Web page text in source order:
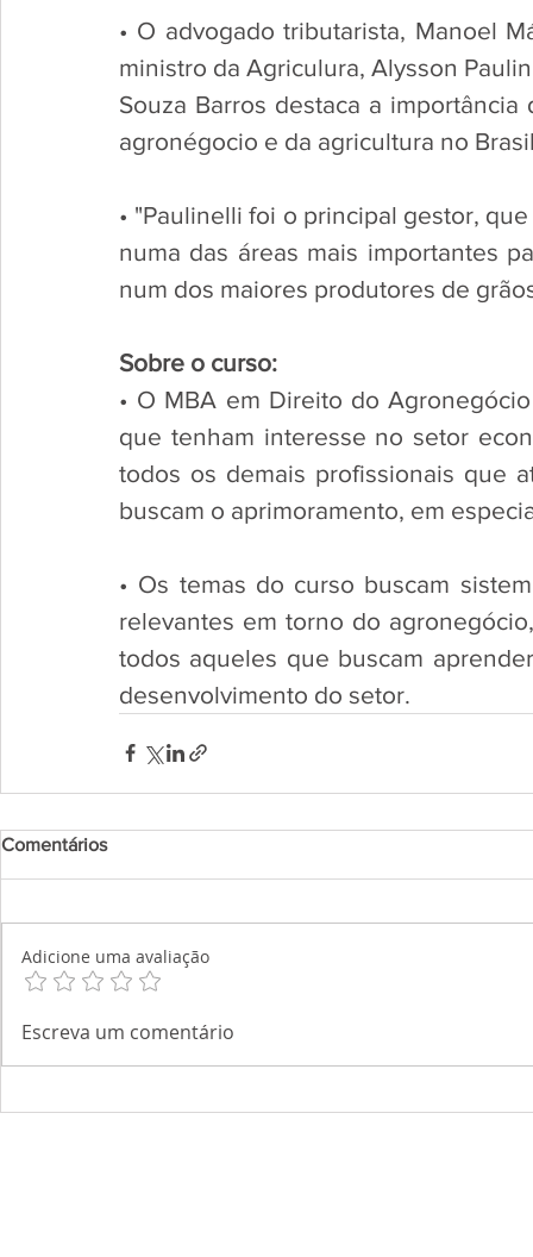
• O advogado tributarista, Manoel
ministro da Agriculura, Alysson
Souza Barros destaca a
agronégocio e da agricultura no
• "Paulinelli foi o principal gestor,
numa das áreas mais importantes
num dos maiores produtores de
Sobre o curso:
• O MBA em Direito do
que tenham interesse no setor
todos os demais profissionais que
buscam o aprimoramento, em
• Os temas do curso buscam
relevantes em torno do
todos aqueles que buscam
desenvolvimento do setor.
Comentários
Adicione uma avaliação
Escreva um comentário